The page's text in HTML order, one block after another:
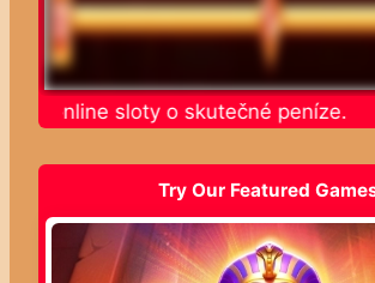
online sloty o skutečné peníze.
Try Our Featured